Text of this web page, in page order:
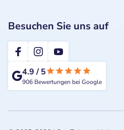
Besuchen Sie uns auf
2te-ZahnarztMeinung
4.9/5
906 Bewertungen bei Google